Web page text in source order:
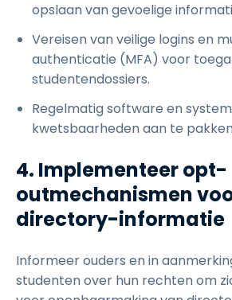
opslaan van gevoelige
Vereisen van veilige logins en
authenticatie (MFA) voor
studentendossiers.
Regelmatig software en
kwetsbaarheden aan te
4. Implementeer opt-
outmechanismen
directory-informatie
Informeer ouders en in
studenten over hun rechten om